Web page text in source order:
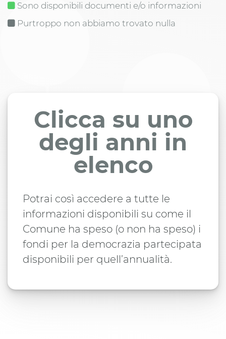
Sono disponibili documenti e/o informazioni
Purtroppo non abbiamo trovato nulla
Clicca su uno
degli anni in
elenco
Potrai così accedere a tutte le
informazioni disponibili su come il
Comune ha speso (o non ha speso) i
fondi per la democrazia partecipata
disponibili per quell’annualità.